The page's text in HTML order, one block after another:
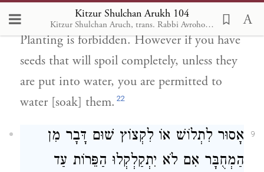
Kitzur Shulchan Arukh 104
Kitzur Shulchan Aruch, trans. Rabbi Avrohom Davis, Metsudah Pub., 1996
לְהַשְׁקוֹתָם.
Planting is forbidden. However if you have
seeds that will spoil completely, unless they
are put into water, you are permitted to
water [soak] them. 22
9
אָסוּר לִתְלוֹשׁ אוֹ לִקְצוֹץ שׁוּם דָּבָר מִן
הַמְחֻבָּר אִם לֹא יִתְקַלְקְלוּ הַפֵּרוֹת עַד